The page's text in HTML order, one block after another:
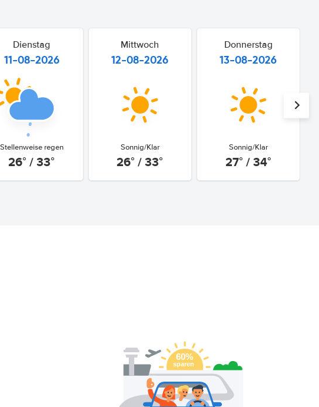
Dienstag
11-08-2026
Stellenweise regen
26° / 33°
Mittwoch
12-08-2026
Sonnig/Klar
26° / 33°
Donnerstag
13-08-2026
Sonnig/Klar
27° / 34°